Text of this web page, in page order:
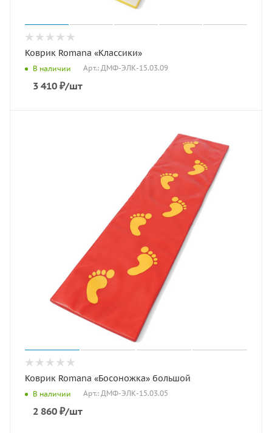
Коврик Romana «Классики»
В наличии Арт.: ДМФ-ЭЛК-15.03.09
3 410 ₽/шт
Коврик Romana «Босоножка» большой
В наличии Арт.: ДМФ-ЭЛК-15.03.05
2 860 ₽/шт